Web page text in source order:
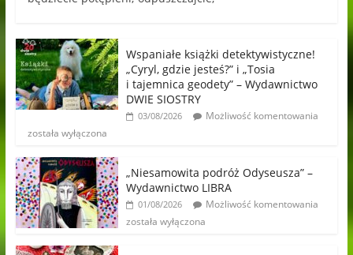
Wspaniałe książki detektywistyczne!
„Cyryl, gdzie jesteś?” i „Tosia
i tajemnica geodety” – Wydawnictwo
DWIE SIOSTRY
03/08/2026
Możliwość komentowania
została wyłączona
„Niesamowita podróż Odyseusza” –
Wydawnictwo LIBRA
01/08/2026
Możliwość komentowania
została wyłączona